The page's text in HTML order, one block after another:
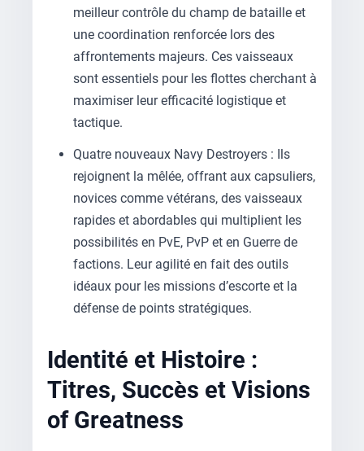
meilleur contrôle du champ de bataille et
une coordination renforcée lors des
affrontements majeurs. Ces vaisseaux
sont essentiels pour les flottes cherchant à
maximiser leur efficacité logistique et
tactique.
Quatre nouveaux Navy Destroyers : Ils
rejoignent la mêlée, offrant aux capsuliers,
novices comme vétérans, des vaisseaux
rapides et abordables qui multiplient les
possibilités en PvE, PvP et en Guerre de
factions. Leur agilité en fait des outils
idéaux pour les missions d’escorte et la
défense de points stratégiques.
Identité et Histoire :
Titres, Succès et Visions
of Greatness